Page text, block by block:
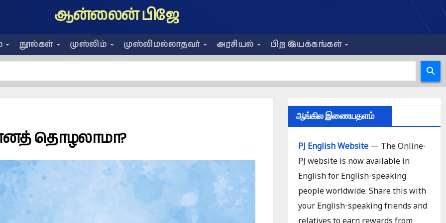
ஆன்லைன் பிஜே
நூல்கள் முஸ்லிம் முஸ்லிமல்லாதவர் அரசியல் பிற இயக்கங்கள்
தொழலாமா?
ஆங்கில இணையதளம்
PJ English Website— The Online-
PJ website is now available in
English for English-speaking
people worldwide. Share this with
your English-speaking friends and